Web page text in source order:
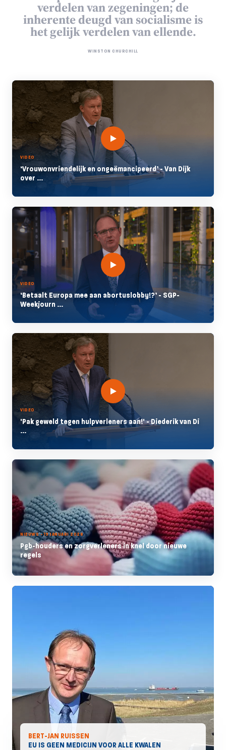
verdelen van zegeningen; de
inherente deugd van socialisme is
het gelijk verdelen van ellende.
WINSTON CHURCHILL
VIDEO
‘Vrouwonvriendelijk en ongeëmancipeerd’ - Van Dijk
over ...
VIDEO
‘Betaalt Europa mee aan abortuslobby!?’ - SGP-
Weekjourn ...
VIDEO
'Pak geweld tegen hulpverleners aan!' - Diederik van Di
...
NIEUWS - 19 JANUARI 2026
Pgb-houders en zorgverleners in knel door nieuwe
regels
BERT-JAN RUISSEN
EU IS GEEN MEDICIJN VOOR ALLE KWALEN